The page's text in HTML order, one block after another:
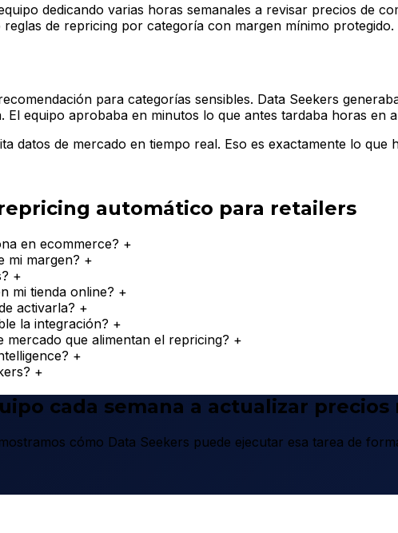
dedicando varias horas semanales a revisar precios de
de repricing por categoría con margen mínimo
para categorías sensibles. Data Seekers
El equipo aprobaba en minutos lo que antes tardaba horas en
datos de mercado en tiempo real. Eso es exactamente lo que
automático para retailers
en ecommerce? +
mi margen? +
+
mi tienda online? +
activarla? +
la integración? +
mercado que alimentan el repricing? +
+
+
cada semana a actualizar
cómo Data Seekers puede ejecutar esa tarea de